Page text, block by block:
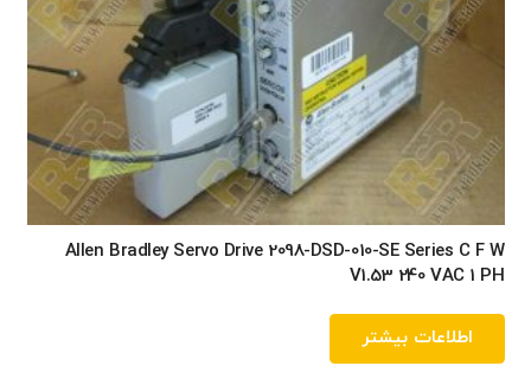
Allen Bradley Servo Drive 2098-DSD-010-SE Series C F W
V1.53 240 VAC 1 PH
اطلاعات بیشتر